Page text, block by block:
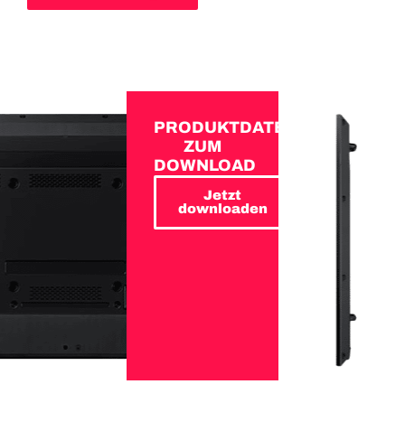
PRODUKTDATEN
ZUM
DOWNLOAD
Jetzt
downloaden